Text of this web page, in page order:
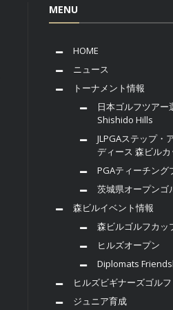
MENU
HOME
ニュース
トーナメント情報
日本ゴルフツアー
Shishido Hills
JLPGAステップ・
ディース 森ビル
PGAティーチング
茨城県オープンゴ
森ビルイベント情報
森ビルゴルフカッ
ヒルズオープン
Diplomats
ヒルズビギナーズゴルフ
ジュニア育成